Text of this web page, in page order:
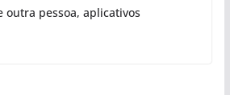
outra pessoa, aplicativos